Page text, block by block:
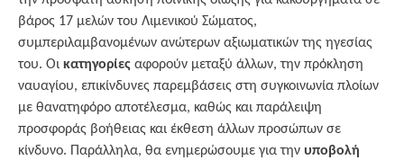
βάρος 17 μελών του Λιμενικού Σώματος,
συμπεριλαμβανομένων ανώτερων αξιωματικών της ηγεσίας
του. Οι κατηγορίες αφορούν μεταξύ άλλων, την πρόκληση
ναυαγίου, επικίνδυνες παρεμβάσεις στη συγκοινωνία πλοίων
με θανατηφόρο αποτέλεσμα, καθώς και παράλειψη
προσφοράς βοήθειας και έκθεση άλλων προσώπων σε
κίνδυνο. Παράλληλα, θα ενημερώσουμε για την υποβολή